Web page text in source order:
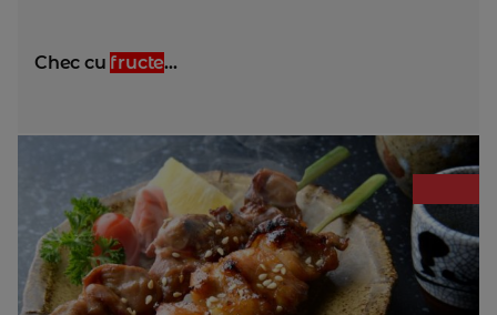
Chec cu fructe...